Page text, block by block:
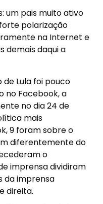
um pais muito ativo
polarização
na Internet e
demais daqui a
de Lula foi pouco
no Facebook, a
no dia 24 de
mais
9 foram sobre o
diferentemente do
o
imprensa dividiram
da imprensa
direita.